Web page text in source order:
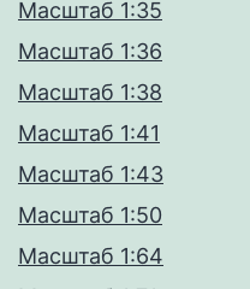
Масштаб 1:35
Масштаб 1:36
Масштаб 1:38
Масштаб 1:41
Масштаб 1:43
Масштаб 1:50
Масштаб 1:64